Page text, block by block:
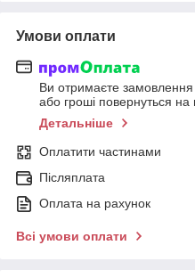
Умови оплати
Ви отримаєте замовлення
або гроші повернуться на
Детальніше
Оплатити частинами
Післяплата
Оплата на рахунок
Всі умови оплати